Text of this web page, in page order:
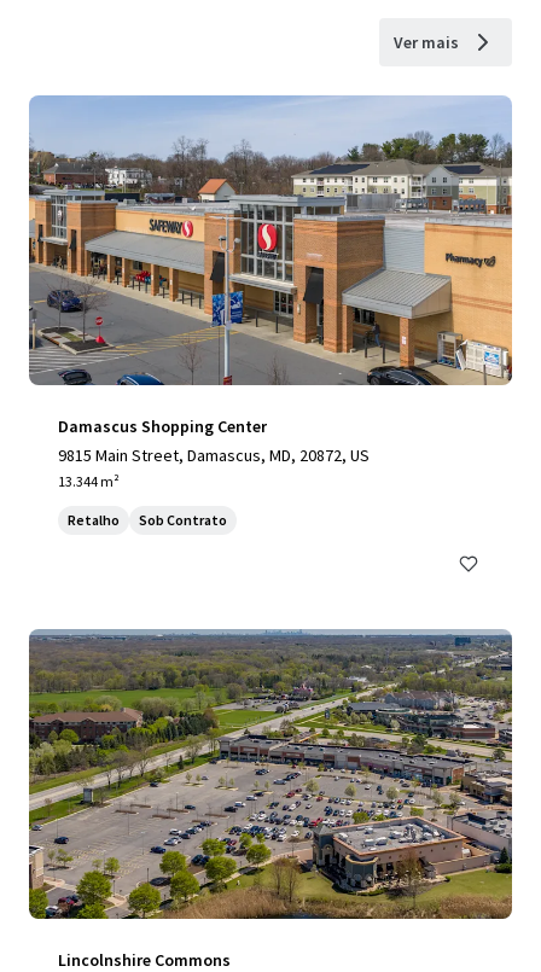
Ver mais
Damascus Shopping Center
9815 Main Street, Damascus, MD, 20872, US
13.344 m²
Retalho Sob Contrato
Lincolnshire Commons